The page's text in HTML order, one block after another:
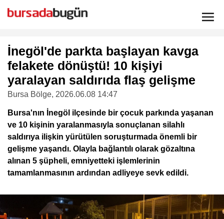
İnegöl'de parkta başlayan kavga
felakete dönüştü! 10 kişiyi
yaralayan saldırıda flaş gelişme
Bursa Bölge, 2026.06.08 14:47
Bursa'nın İnegöl ilçesinde bir çocuk parkında yaşanan
ve 10 kişinin yaralanmasıyla sonuçlanan silahlı
saldırıya ilişkin yürütülen soruşturmada önemli bir
gelişme yaşandı. Olayla bağlantılı olarak gözaltına
alınan 5 şüpheli, emniyetteki işlemlerinin
tamamlanmasının ardından adliyeye sevk edildi.